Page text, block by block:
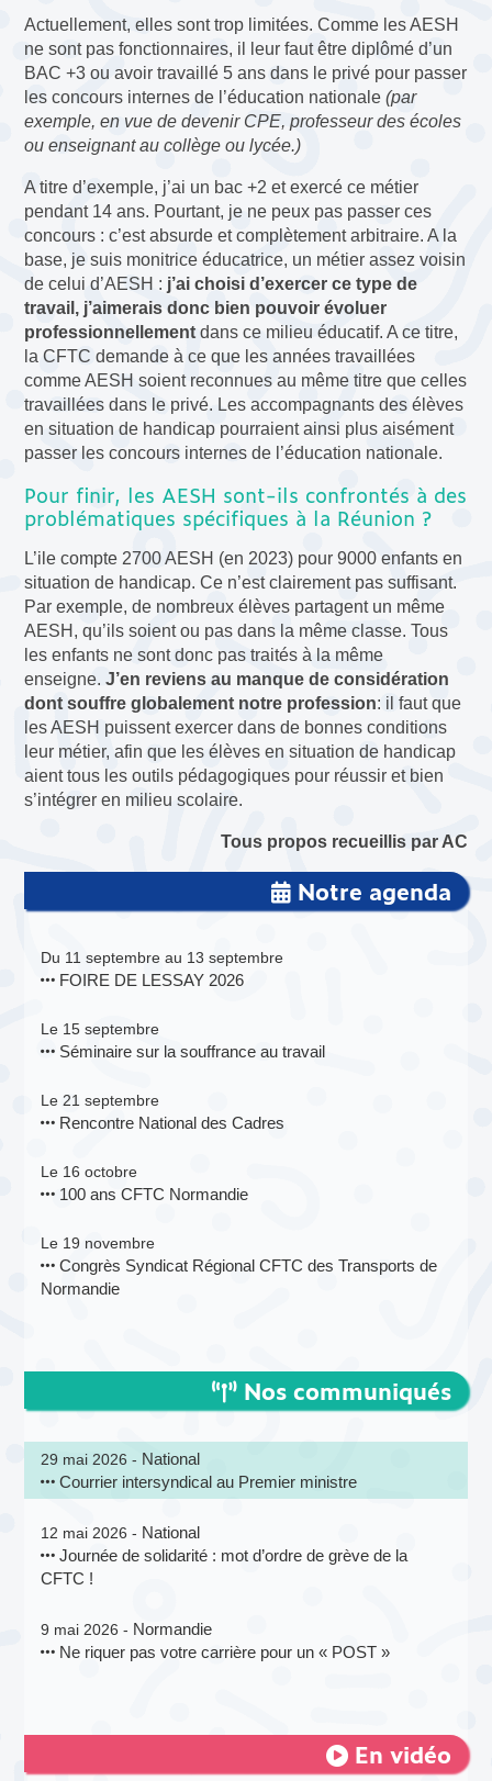
Actuellement, elles sont trop limitées. Comme les AESH
ne sont pas fonctionnaires, il leur faut être diplômé d’un
BAC +3 ou avoir travaillé 5 ans dans le privé pour passer
les concours internes de l’éducation nationale(par
exemple, en vue de devenir CPE, professeur des écoles
ou enseignant au collège ou lycée.)
A titre d’exemple, j’ai un bac +2 et exercé ce métier
pendant 14 ans. Pourtant, je ne peux pas passer ces
concours : c’est absurde et complètement arbitraire. A la
base, je suis monitrice éducatrice, un métier assez voisin
de celui d’AESH : j’ai choisi d’exercer ce type de
travail, j’aimerais donc bien pouvoir évoluer
professionnellementdans ce milieu éducatif. A ce titre,
la CFTC demande à ce que les années travaillées
comme AESH soient reconnues au même titre que celles
travaillées dans le privé. Les accompagnants des élèves
en situation de handicap pourraient ainsi plus aisément
passer les concours internes de l’éducation nationale.
Pour finir, les AESH sont-ils confrontés à des
problématiques spécifiques à la Réunion ?
L’ile compte 2700 AESH (en 2023) pour 9000 enfants en
situation de handicap. Ce n’est clairement pas suffisant.
Par exemple, de nombreux élèves partagent un même
AESH, qu’ils soient ou pas dans la même classe. Tous
les enfants ne sont donc pas traités à la même
enseigne.J’en reviens au manque de considération
dont souffre globalement notre profession: il faut que
les AESH puissent exercer dans de bonnes conditions
leur métier, afin que les élèves en situation de handicap
aient tous les outils pédagogiques pour réussir et bien
s’intégrer en milieu scolaire.
Tous propos recueillis par AC
Notre agenda
Du 11 septembre au 13 septembre
FOIRE DE LESSAY 2026
Le 15 septembre
Séminaire sur la souffrance au travail
Le 21 septembre
Rencontre National des Cadres
Le 16 octobre
100 ans CFTC Normandie
Le 19 novembre
Congrès Syndicat Régional CFTC des Transports de
Normandie
Nos communiqués
29 mai 2026 - National
Courrier intersyndical au Premier ministre
12 mai 2026 - National
Journée de solidarité : mot d’ordre de grève de la
CFTC !
9 mai 2026 - Normandie
Ne riquer pas votre carrière pour un « POST »
En vidéo